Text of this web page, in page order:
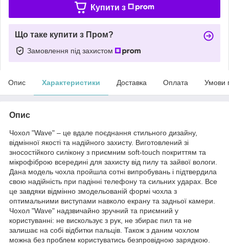
Купити з
Що таке купити з Пром?
Замовлення під захистом
Опис Характеристики Доставка Оплата Умови
Опис
Чохол "Wave" – це вдале поєднання стильного дизайну,
відмінної якості та надійного захисту. Виготовлений зі
зносостійкого силікону з приємним soft-touch покриттям та
мікрофіброю всередині для захисту від пилу та зайвої вологи.
Дана модель чохла пройшла сотні випробувань і підтвердила
свою надійність при падінні телефону та сильних ударах. Все
це завдяки відмінно змодельованій формі чохла з
оптимальними виступами навколо екрану та задньої камери.
Чохол "Wave" надзвичайно зручний та приємний у
користуванні: не вискользує з рук, не збирає пил та не
залишає на собі відбитки пальців. Також з даним чохлом
можна без проблем користуватись безпровідною зарядкою.